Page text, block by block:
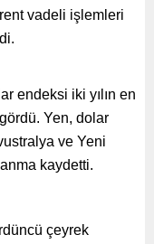
vadeli işlemleri
endeksi iki yılın en
Yen, dolar
ve Yeni
kaydetti.
çeyrek